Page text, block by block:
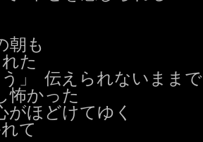
朝も
た
」 伝えられないままで
怖かった
ほどけてゆく
て